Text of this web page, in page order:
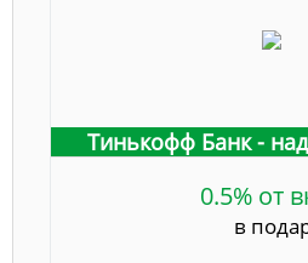
Тинькофф Банк -
0.5% от
в